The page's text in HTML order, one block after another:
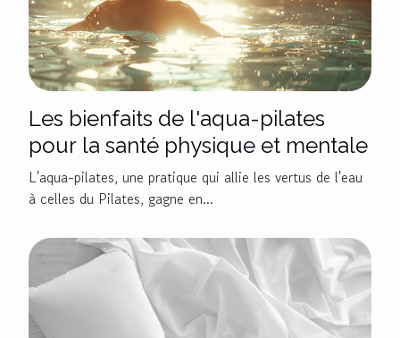
Les bienfaits de l'aqua-pilates
pour la santé physique et mentale
L'aqua-pilates, une pratique qui allie les vertus de l'eau
à celles du Pilates, gagne en...